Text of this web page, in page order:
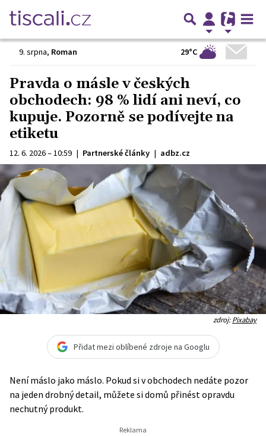
9. srpna, Roman 29°C
Pravda o másle v českých
obchodech: 98 % lidí ani neví, co
kupuje. Pozorně se podívejte na
etiketu
12. 6. 2026 – 10:59 | Partnerské články | adbz.cz
zdroj:Pixabay
Přidat mezi oblíbené zdroje na Googlu
Není máslo jako máslo. Pokud si v obchodech nedáte pozor
na jeden drobný detail, můžete si domů přinést opravdu
nechutný produkt.